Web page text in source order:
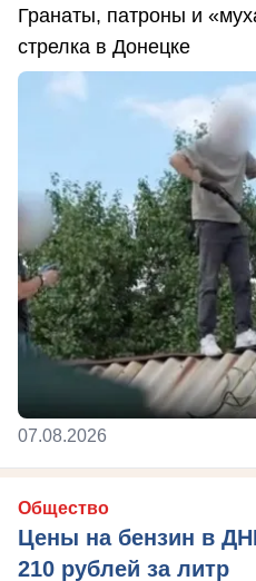
Гранаты, патроны и
стрелка в Донецке
07.08.2026
Общество
Цены на бензин в
210 рублей за литр